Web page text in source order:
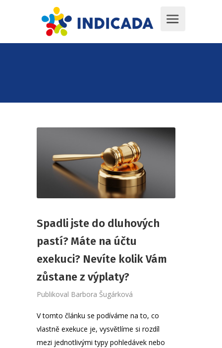
Spadli jste do dluhových
pastí? Máte na účtu
exekuci? Nevíte kolik Vám
zůstane z výplaty?
Publikoval Barbora Šugárková
V tomto článku se podíváme na to, co
vlastně exekuce je, vysvětlíme si rozdíl
mezi jednotlivými typy pohledávek nebo